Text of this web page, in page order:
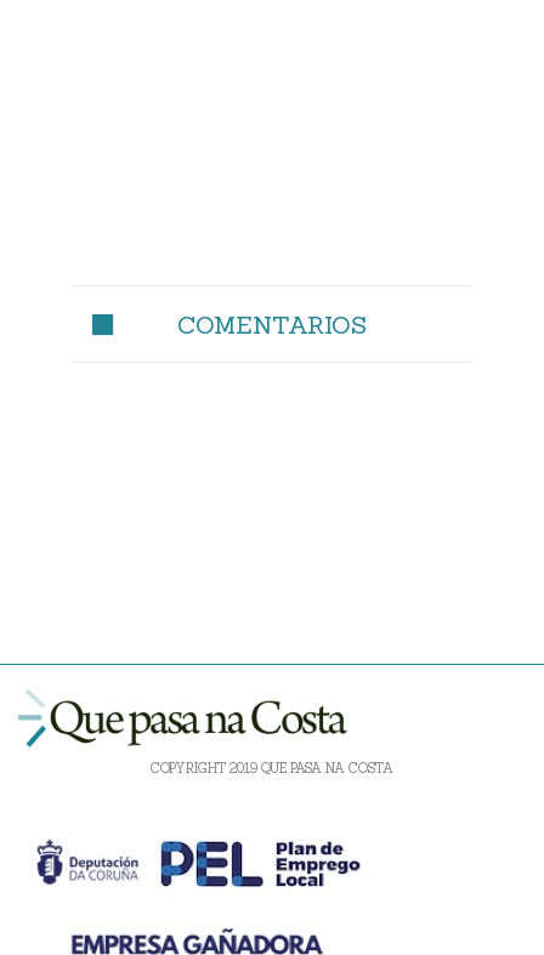
COMENTARIOS
COPYRIGHT 2019 QUE PASA NA COSTA